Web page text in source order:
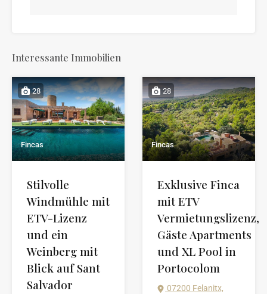
Interessante Immobilien
28
Fincas
Stilvolle
Windmühle mit
ETV-Lizenz
und ein
Weinberg mit
Blick auf Sant
Salvador
28
Fincas
Exklusive Finca
mit ETV
Vermietungslizenz,
Gäste Apartments
und XL Pool in
Portocolom
07200 Felanitx,